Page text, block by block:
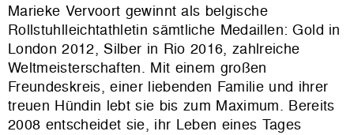
Marieke Vervoort gewinnt als belgische
Rollstuhlleichtathletin sämtliche Medaillen: Gold in
London 2012, Silber in Rio 2016, zahlreiche
Weltmeisterschaften. Mit einem großen
Freundeskreis, einer liebenden Familie und ihrer
treuen Hündin lebt sie bis zum Maximum. Bereits
2008 entscheidet sie, ihr Leben eines Tages